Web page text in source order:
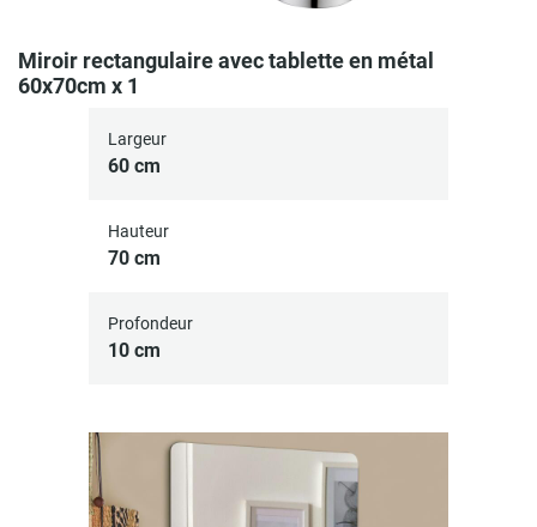
Miroir rectangulaire avec tablette en métal
60x70cm x 1
Largeur
60 cm
Hauteur
70 cm
Profondeur
10 cm